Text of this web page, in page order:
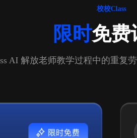
校校Class
限时免费
AI 解放老师教学过程中的重复